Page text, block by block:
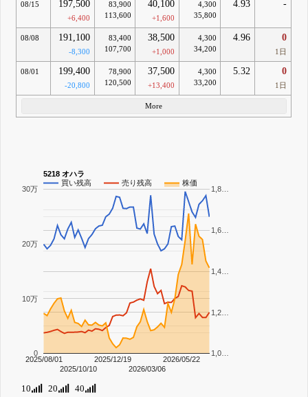
08/15 197,500
+6,400
83,900
113,600
40,100
+1,600
4,300
35,800
4.93 -
08/08 191,100
-8,300
83,400
107,700
38,500
+1,000
4,300
34,200
4.96 0
1日
08/01 199,400
-20,800
78,900
120,500
37,500
+13,400
4,300
33,200
5.32 0
1日
More
5218 オハラ
買い残高
売り残高 株価
2025/08/01
2025/10/10
2025/12/19
2026/03/06
2026/05/22
0
10万
20万
30万
1,0…
1,2…
1,4…
1,6…
1,8…
10 20 40